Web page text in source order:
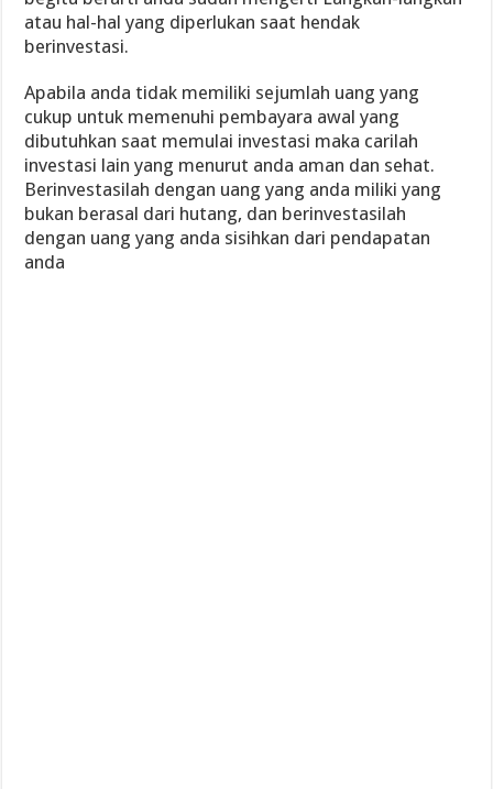
atau hal-hal yang diperlukan saat hendak
berinvestasi.
Apabila anda tidak memiliki sejumlah uang yang
cukup untuk memenuhi pembayara awal yang
dibutuhkan saat memulai investasi maka carilah
investasi lain yang menurut anda aman dan sehat.
Berinvestasilah dengan uang yang anda miliki yang
bukan berasal dari hutang, dan berinvestasilah
dengan uang yang anda sisihkan dari pendapatan
anda